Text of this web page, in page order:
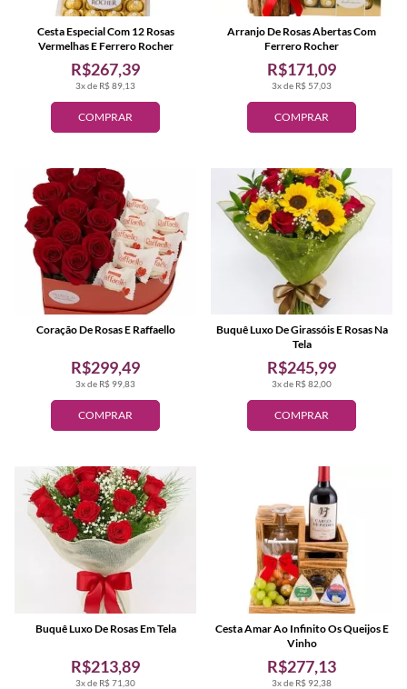
COMPRAR
3x de R$ 89,13
R$267,39
Cesta Especial Com 12 Rosas
Vermelhas E Ferrero Rocher
COMPRAR
3x de R$ 57,03
R$171,09
Arranjo De Rosas Abertas Com
Ferrero Rocher
COMPRAR
3x de R$ 99,83
R$299,49
Coração De Rosas E Raffaello
COMPRAR
3x de R$ 82,00
R$245,99
Buquê Luxo De Girassóis E Rosas Na
Tela
3x de R$ 71,30
R$213,89
Buquê Luxo De Rosas Em Tela
3x de R$ 92,38
R$277,13
Cesta Amar Ao Infinito Os Queijos E
Vinho